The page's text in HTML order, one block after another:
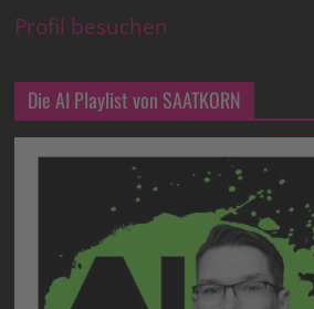
Profil besuchen
Die AI Playlist von SAATKORN